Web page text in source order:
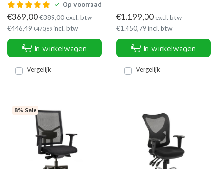
Op voorraad
€369,00€389,00excl. btw
€446,49 €470,69 incl. btw
In winkelwagen
Vergelijk
€1.199,00excl. btw
€1.450,79 incl. btw
In winkelwagen
Vergelijk
8% Sale